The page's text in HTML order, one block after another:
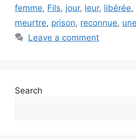
femme, Fils, jour, leur, libérée,
meurtre, prison, reconnue, une
Leave a comment
Search